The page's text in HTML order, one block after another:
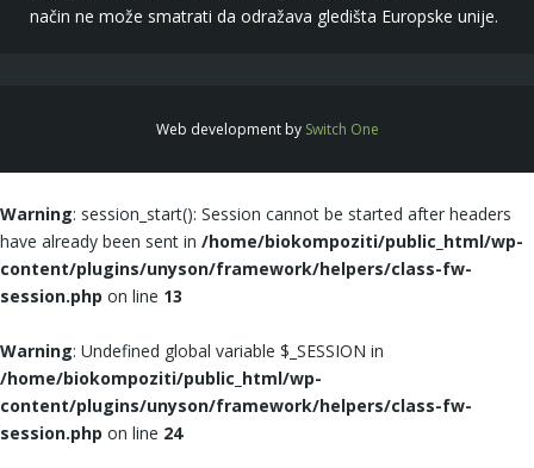
način ne može smatrati da odražava gledišta Europske unije.
Web development by Switch One
Warning: session_start(): Session cannot be started after headers
have already been sent in /home/biokompoziti/public_html/wp-
content/plugins/unyson/framework/helpers/class-fw-
session.php on line 13
Warning: Undefined global variable $_SESSION in
/home/biokompoziti/public_html/wp-
content/plugins/unyson/framework/helpers/class-fw-
session.php on line 24